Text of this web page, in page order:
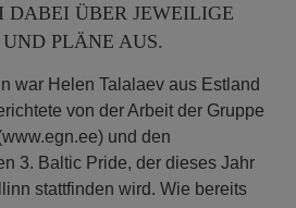
DABEI ÜBER JEWEILIGE
PLÄNE AUS.
war Helen Talalaev aus Estland
von der Arbeit der Gruppe
und den
3. Baltic Pride, der dieses Jahr
stattfinden wird. Wie bereits